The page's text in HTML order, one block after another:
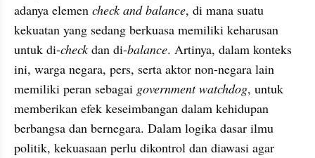
adanya elemen check and balance, di mana suatu
kekuatan yang sedang berkuasa memiliki keharusan
untuk di-check dan di-balance. Artinya, dalam konteks
ini, warga negara, pers, serta aktor non-negara lain
memiliki peran sebagai government watchdog, untuk
memberikan efek keseimbangan dalam kehidupan
berbangsa dan bernegara. Dalam logika dasar ilmu
politik, kekuasaan perlu dikontrol dan diawasi agar